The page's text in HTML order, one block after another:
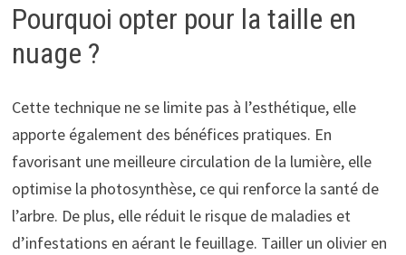
Pourquoi opter pour la taille en
nuage ?
Cette technique ne se limite pas à l’esthétique, elle
apporte également des bénéfices pratiques. En
favorisant une meilleure circulation de la lumière, elle
optimise la photosynthèse, ce qui renforce la santé de
l’arbre. De plus, elle réduit le risque de maladies et
d’infestations en aérant le feuillage. Tailler un olivier en